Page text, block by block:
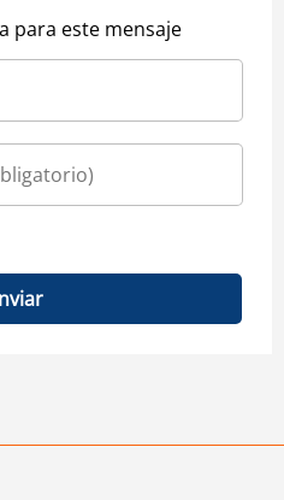
para este mensaje